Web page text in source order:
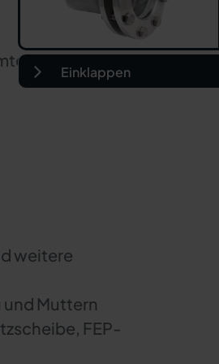
Einklappen
Tanks
weitere
Muttern
FEP-